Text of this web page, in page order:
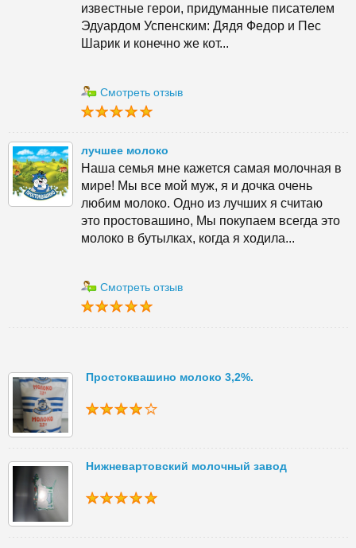
известные герои, придуманные писателем
Эдуардом Успенским: Дядя Федор и Пес
Шарик и конечно же кот...
Смотреть отзыв
лучшее молоко
Наша семья мне кажется самая молочная в
мире! Мы все мой муж, я и дочка очень
любим молоко. Одно из лучших я считаю
это простовашино, Мы покупаем всегда это
молоко в бутылках, когда я ходила...
Смотреть отзыв
Простоквашино молоко 3,2%.
Нижневартовский молочный завод